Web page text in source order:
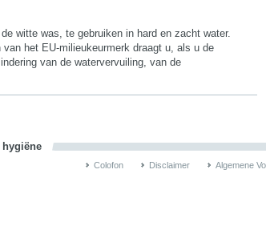
witte was, te gebruiken in hard en zacht water.
het EU-milieukeurmerk draagt u, als u de
van de watervervuiling, van de
Colofon Disclaimer Algemene